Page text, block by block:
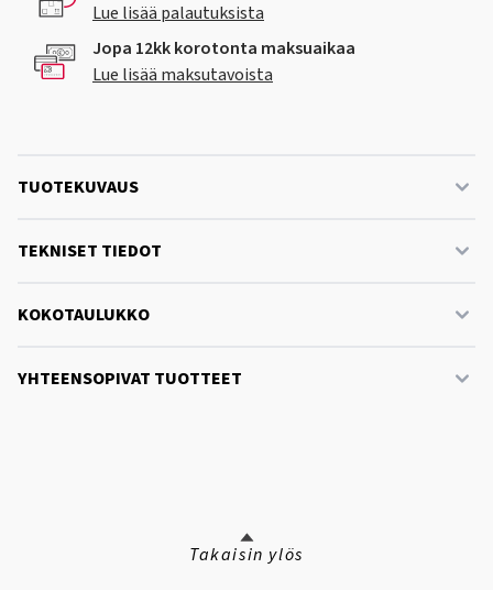
Lue lisää palautuksista
Jopa 12kk korotonta maksuaikaa
Lue lisää maksutavoista
TUOTEKUVAUS
TEKNISET TIEDOT
KOKOTAULUKKO
YHTEENSOPIVAT TUOTTEET
Takaisin ylös